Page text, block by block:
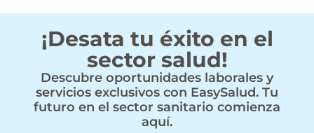
¡Desata tu éxito en el
sector salud!
Descubre oportunidades laborales y
servicios exclusivos con EasySalud. Tu
futuro en el sector sanitario comienza
aquí.